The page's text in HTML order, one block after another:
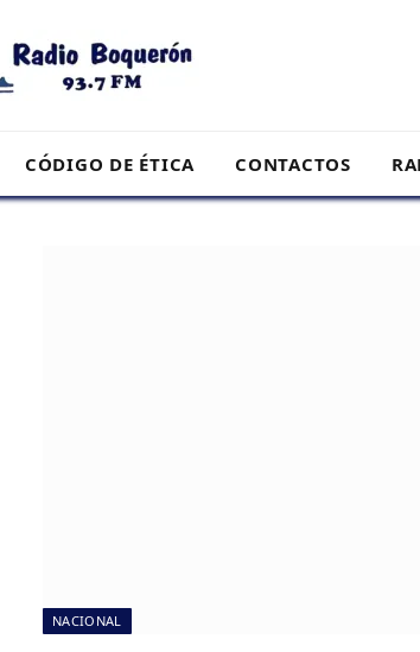
CÓDIGO DE ÉTICA CONTACTOS
NACIONAL